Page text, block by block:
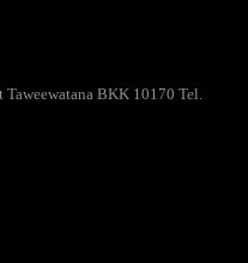
BKK 10170 Tel.